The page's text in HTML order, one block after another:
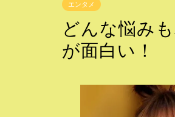
エンタメ
どんな悩み
が面白い！